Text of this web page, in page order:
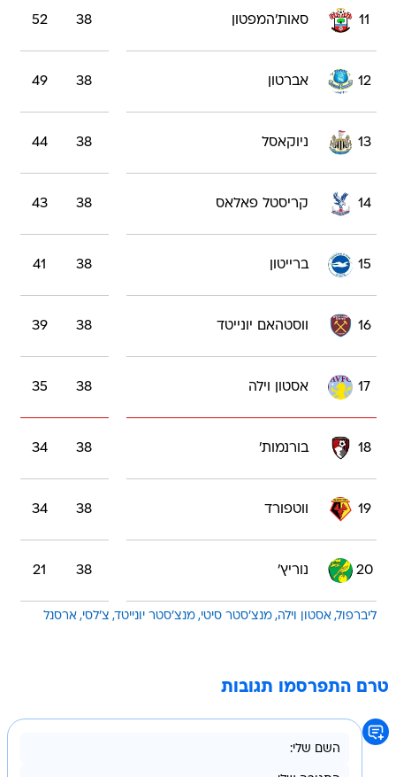
11 סאות'המפטון 38
52
12 אברטון 38
49
13 ניוקאסל 38
44
14 קריסטל פאלאס 38
43
15 ברייטון 38
41
16 ווסטהאם יונייטד 38
39
17 אסטון וילה 38
35
18 בורנמות' 38
34
19 ווטפורד 38
34
20 נוריץ' 38
21
ליברפול אסטון וילה מנצ'סטר סיטי מנצ'סטר יונייטד צ'לסי ארסנל
טרם התפרסמו תגובות